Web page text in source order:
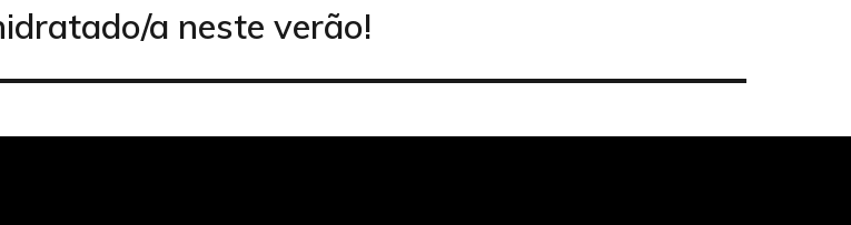
a neste verão!